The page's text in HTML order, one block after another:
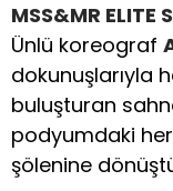
MSS&MR ELITE
Ünlü koreograf
dokunuşlarıyla
buluşturan
podyumdaki
şölenine